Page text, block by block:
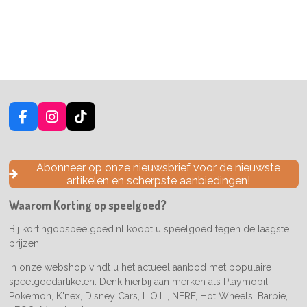
F
a
e
o
k
I
n
t
a
g
a
m
T
i
T
o
k
Abonneer op onze nieuwsbrief voor de nieuwste
artikelen en scherpste aanbiedingen!
Waarom Korting op speelgoed?
Bij kortingopspeelgoed.nl koopt u speelgoed tegen de laagste
prijzen.
In onze webshop vindt u het actueel aanbod met populaire
speelgoedartikelen. Denk hierbij aan merken als Playmobil,
Pokemon, K'nex, Disney Cars, L.O.L., NERF, Hot Wheels, Barbie,